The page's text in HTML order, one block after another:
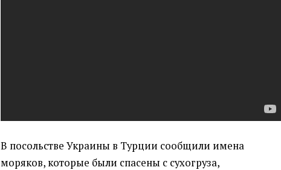
В посольстве Украины в Турции сообщили имена
моряков, которые были спасены с сухогруза,